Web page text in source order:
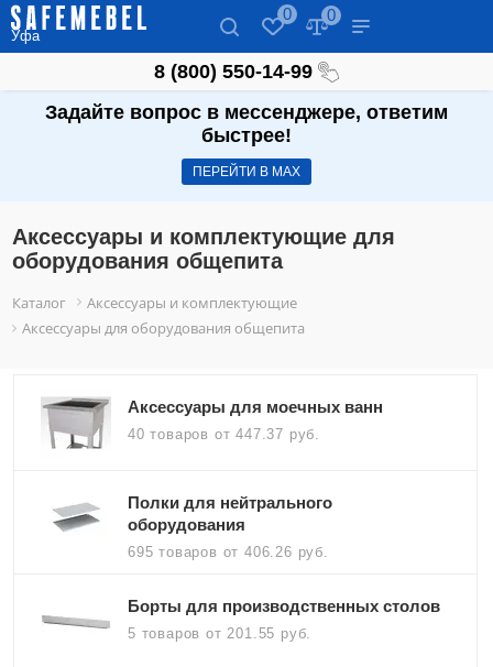
Уфа
0 0
8 (800) 550-14-99
Задайте вопрос в мессенджере, ответим
быстрее!
ПЕРЕЙТИ В МАХ
Аксессуары и комплектующие для
оборудования общепита
Каталог
Аксессуары и комплектующие
Аксессуары для оборудования общепита
Аксессуары для моечных ванн
40 товаров от 447.37 руб.
Полки для нейтрального
оборудования
695 товаров от 406.26 руб.
Борты для производственных столов
5 товаров от 201.55 руб.